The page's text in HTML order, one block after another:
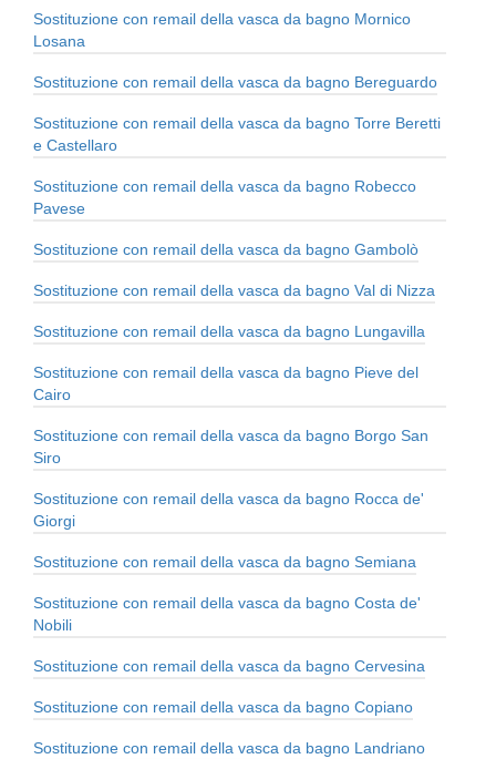
Sostituzione con remail della vasca da bagno Mornico
Losana
Sostituzione con remail della vasca da bagno Bereguardo
Sostituzione con remail della vasca da bagno Torre Beretti
e Castellaro
Sostituzione con remail della vasca da bagno Robecco
Pavese
Sostituzione con remail della vasca da bagno Gambolò
Sostituzione con remail della vasca da bagno Val di Nizza
Sostituzione con remail della vasca da bagno Lungavilla
Sostituzione con remail della vasca da bagno Pieve del
Cairo
Sostituzione con remail della vasca da bagno Borgo San
Siro
Sostituzione con remail della vasca da bagno Rocca de'
Giorgi
Sostituzione con remail della vasca da bagno Semiana
Sostituzione con remail della vasca da bagno Costa de'
Nobili
Sostituzione con remail della vasca da bagno Cervesina
Sostituzione con remail della vasca da bagno Copiano
Sostituzione con remail della vasca da bagno Landriano